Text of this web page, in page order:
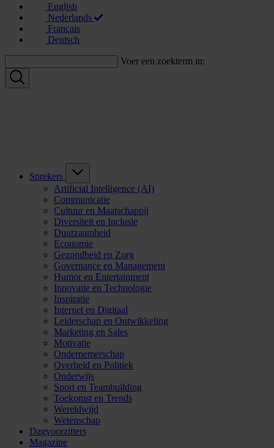
English
Nederlands
Français
Deutsch
Voer een zoekterm in:
Sprekers
Artificial Intelligence (AI)
Communicatie
Cultuur en Maatschappij
Diversiteit en Inclusie
Duurzaamheid
Economie
Gezondheid en Zorg
Governance en Management
Humor en Entertainment
Innovatie en Technologie
Inspiratie
Internet en Digitaal
Leiderschap en Ontwikkeling
Marketing en Sales
Motivatie
Ondernemerschap
Overheid en Politiek
Onderwijs
Sport en Teambuilding
Toekomst en Trends
Wereldwijd
Wetenschap
Dagvoorzitters
Magazine